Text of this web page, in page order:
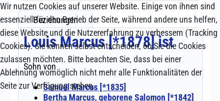
Wir nutzen Cookies auf unserer Website. Einige von ihnen sind
essenziell für den Betrieb der Seite, während andere uns helfen,
diese Website und die Nutzererfahrung zu verbessern (Tracking
Cookies). Sie können selbst entscheiden, ob Sie die Cookies
zulassen möchten. Bitte beachten Sie, dass bei einer
Ablehnung womöglich nicht mehr alle Funktionalitäten der
Seite zur Verfügung stehen.